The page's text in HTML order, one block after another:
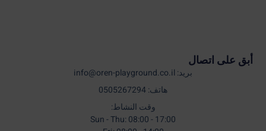
أبق على اتصال
بريد: info@oren-playground.co.il
هاتف: 0505267294
وقت النشاط:
Sun - Thu: 08:00 - 17:00